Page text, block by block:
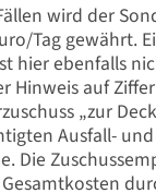
wird der
Tag gewährt.
hier ebenfalls
Hinweis auf
„zur
Ausfall-
Die